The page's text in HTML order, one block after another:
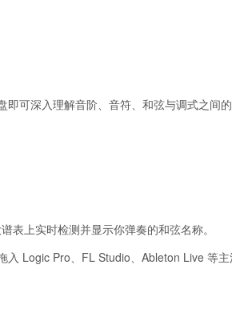
可深入理解音阶、音符、和弦与调式之间的
表上实时检测并显示你弹奏的和弦名称。
Logic Pro、FL Studio、Ableton Live 等